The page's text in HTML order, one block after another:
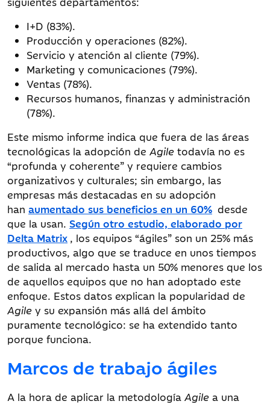
I+D (83%).
Producción y operaciones (82%).
Servicio y atención al cliente (79%).
Marketing y comunicaciones (79%).
Ventas (78%).
Recursos humanos, finanzas y administración
(78%).
Este mismo informe indica que fuera de las áreas
tecnológicas la adopción de Agile todavía no es
“profunda y coherente” y requiere cambios
organizativos y culturales; sin embargo, las
empresas más destacadas en su adopción
han aumentado sus beneficios en un 60% desde
que la usan. Según otro estudio, elaborado por
Delta Matrix , los equipos “ágiles” son un 25% más
productivos, algo que se traduce en unos tiempos
de salida al mercado hasta un 50% menores que los
de aquellos equipos que no han adoptado este
enfoque. Estos datos explican la popularidad de
Agile y su expansión más allá del ámbito
puramente tecnológico: se ha extendido tanto
porque funciona.
Marcos de trabajo ágiles
A la hora de aplicar la metodología Agile a una